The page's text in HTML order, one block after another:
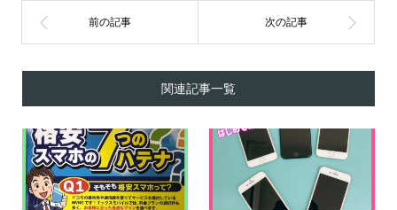
関連記事一覧